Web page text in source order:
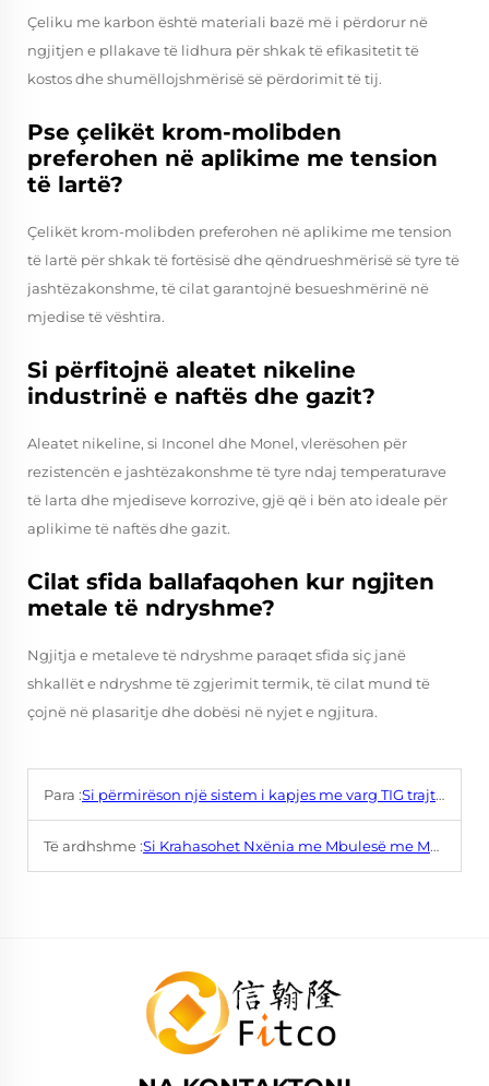
Çeliku me karbon është materiali bazë më i përdorur në
ngjitjen e pllakave të lidhura për shkak të efikasitetit të
kostos dhe shumëllojshmërisë së përdorimit të tij.
Pse çelikët krom-molibden
preferohen në aplikime me tension
të lartë?
Çelikët krom-molibden preferohen në aplikime me tension
të lartë për shkak të fortësisë dhe qëndrueshmërisë së tyre të
jashtëzakonshme, të cilat garantojnë besueshmërinë në
mjedise të vështira.
Si përfitojnë aleatet nikeline
industrinë e naftës dhe gazit?
Aleatet nikeline, si Inconel dhe Monel, vlerësohen për
rezistencën e jashtëzakonshme të tyre ndaj temperaturave
të larta dhe mjediseve korrozive, gjë që i bën ato ideale për
aplikime të naftës dhe gazit.
Cilat sfida ballafaqohen kur ngjiten
metale të ndryshme?
Ngjitja e metaleve të ndryshme paraqet sfida siç janë
shkallët e ndryshme të zgjerimit termik, të cilat mund të
çojnë në plasaritje dhe dobësi në nyjet e ngjitura.
Para :Si përmirëson një sistem i kapjes me varg TIG trajtën e sipërfaqeve metalese?
Të ardhshme :Si Krahasohet Nxënia me Mbulesë me Metodat Tradicionale të Nxënies?